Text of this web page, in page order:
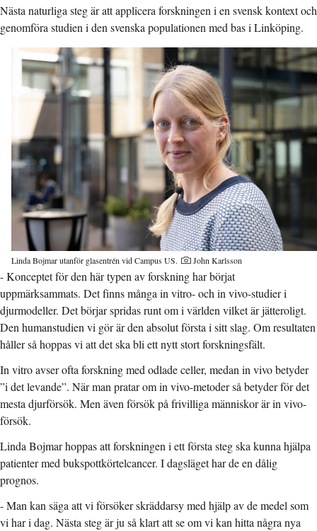
Nästa naturliga steg är att applicera forskningen i en svensk kontext och
genomföra studien i den svenska populationen med bas i Linköping.
Linda Bojmar utanför glasentrén vid Campus US. John Karlsson
- Konceptet för den här typen av forskning har börjat
uppmärksammats. Det finns många in vitro- och in vivo-studier i
djurmodeller. Det börjar spridas runt om i världen vilket är jätteroligt.
Den humanstudien vi gör är den absolut första i sitt slag. Om resultaten
håller så hoppas vi att det ska bli ett nytt stort forskningsfält.
In vitro avser ofta forskning med odlade celler, medan in vivo betyder
”i det levande”. När man pratar om in vivo-metoder så betyder för det
mesta djurförsök. Men även försök på frivilliga människor är in vivo-
försök.
Linda Bojmar hoppas att forskningen i ett första steg ska kunna hjälpa
patienter med bukspottkörtelcancer. I dagsläget har de en dålig
prognos.
- Man kan säga att vi försöker skräddarsy med hjälp av de medel som
vi har i dag. Nästa steg är ju så klart att se om vi kan hitta några nya